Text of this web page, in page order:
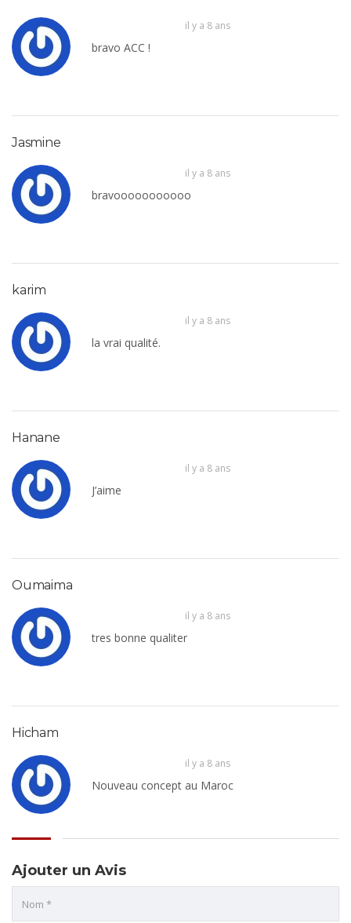
il y a 8 ans
bravo ACC !
Jasmine
il y a 8 ans
bravooooooooooo
karim
il y a 8 ans
la vrai qualité.
Hanane
il y a 8 ans
J’aime
Oumaima
il y a 8 ans
tres bonne qualiter
Hicham
il y a 8 ans
Nouveau concept au Maroc
Ajouter un Avis